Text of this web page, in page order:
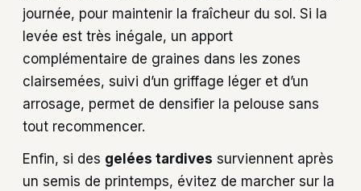
journée, pour maintenir la fraîcheur du sol. Si la
levée est très inégale, un apport
complémentaire de graines dans les zones
clairsemées, suivi d’un griffage léger et d’un
arrosage, permet de densifier la pelouse sans
tout recommencer.
Enfin, si des gelées tardives surviennent après
un semis de printemps, évitez de marcher sur la